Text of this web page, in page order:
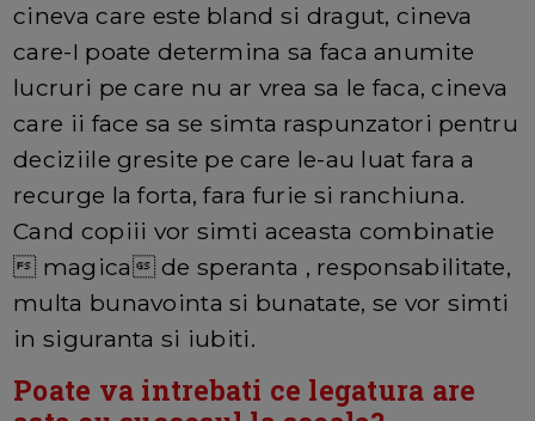
cineva care este bland si dragut, cineva
care-I poate determina sa faca anumite
lucruri pe care nu ar vrea sa le faca, cineva
care ii face sa se simta raspunzatori pentru
deciziile gresite pe care le-au luat fara a
recurge la forta, fara furie si ranchiuna.
Cand copiii vor simti aceasta combinatie
magica de speranta , responsabilitate,
multa bunavointa si bunatate, se vor simti
in siguranta si iubiti.
Poate va intrebati ce legatura are